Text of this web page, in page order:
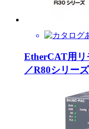
EtherCAT用リ
／R80シリーズ